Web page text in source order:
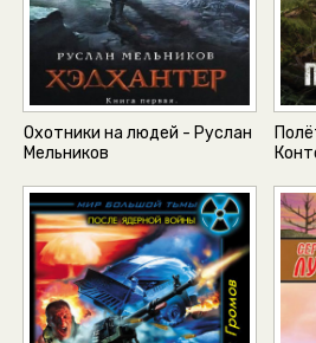
Охотники на людей - Руслан
Мельников